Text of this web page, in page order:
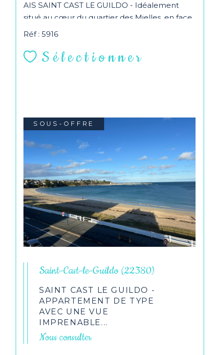
AIS SAINT CAST LE GUILDO - Idéalement
situé au cœur du quartier des Mielles, en face
de la grande plage de Saint-Cast-le-Guildo,
Réf : 5916
Sélectionner
SOUS-OFFRE
Saint-Cast-le-Guildo (22380)
SAINT CAST LE GUILDO -
APPARTEMENT DE TYPE
AVEC UNE VUE
IMPRENABLE...
Nous consulter